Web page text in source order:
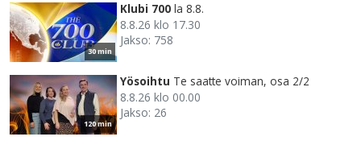
30 min
Klubi 700 la 8.8.
8.8.26 klo 17.30
Jakso: 758
120 min
Yösoihtu Te saatte voiman, osa 2/2
8.8.26 klo 00.00
Jakso: 26